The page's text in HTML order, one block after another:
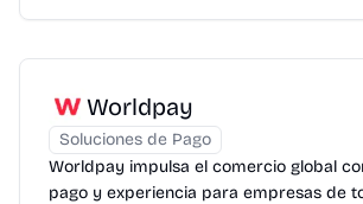
Worldpay
Soluciones de Pago
Worldpay impulsa el comercio global
pago y experiencia para empresas de